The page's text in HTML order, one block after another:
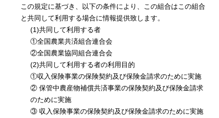
この規定に基づき、以下の条件により、この組合はこの組合
と共同して利用する場合に情報提供致します。
(1)共同して利用する者
①全国農業共済組合連合会
②全国農業協同組合連合会
(2)共同して利用する者の利用目的
①収入保険事業の保険契約及び保険金請求のために実施
② 保管中農産物補償共済事業の保険契約及び保険金請求
のために実施
③ 収入保険事業の保険契約及び保険金請求のために実施